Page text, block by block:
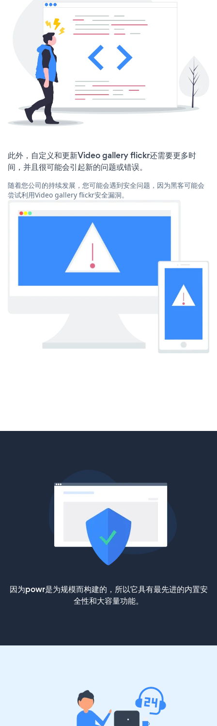
此外，自定义和更新Video gallery flickr还需要更多时
间，并且很可能会引起新的问题或错误。
随着您公司的持续发展，您可能会遇到安全问题，因为黑客可能会
尝试利用Video gallery flickr安全漏洞。
因为powr是为规模而构建的，所以它具有最先进的内置安
全性和大容量功能。